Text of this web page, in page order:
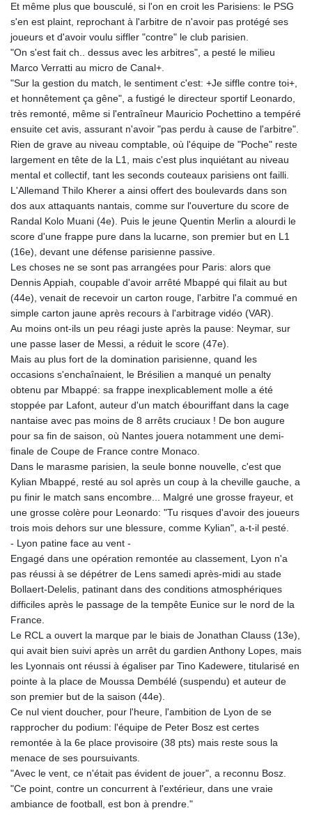
ILS 3.46629
IMP 0.856077
INR 109.809273
IQD 1509.393123
IRR
1584474.640687
ISK 142.41109
JEP 0.856077
JMD 182.637459
JOD 0.81708
JPY 182.544457
KES 149.083075
KGS 100.783234
KHR 4675.235131
KMF 492.105126
KRW 1640.600173
KWD 0.356874
KYD 0.960205
KZT 539.927945
LAK 26033.64904
LBP
103179.229954
LKR 387.028882
LRD 207.974585
LSL 18.793369
LTL 3.402947
LVL 0.697118
LYD 7.344833
MAD 10.750192
MDL 20.047704
MGA 4953.772522
MKD 61.427977
MMK 2419.54797
MNT 4144.10128
MOP 9.310037
MUR 54.096679
MVR 17.805023
MWK 1997.873162
MXN 19.839187
MZN 73.654852
NAD 18.793287
NGN 1570.218621
NIO 42.399764
NOK 10.999988
NPR 175.441856
NZD 1.96294
OMR 0.443115
PEN 3.894648
PGK 5.090567
PHP 70.070805
Et même plus que bousculé, si l'on en croit les Parisiens: le PSG
s'en est plaint, reprochant à l'arbitre de n'avoir pas protégé ses
joueurs et d'avoir voulu siffler "contre" le club parisien.
"On s'est fait ch.. dessus avec les arbitres", a pesté le milieu
Marco Verratti au micro de Canal+.
"Sur la gestion du match, le sentiment c'est: +Je siffle contre toi+,
et honnêtement ça gêne", a fustigé le directeur sportif Leonardo,
très remonté, même si l'entraîneur Mauricio Pochettino a tempéré
ensuite cet avis, assurant n'avoir "pas perdu à cause de l'arbitre".
Rien de grave au niveau comptable, où l'équipe de "Poche" reste
largement en tête de la L1, mais c'est plus inquiétant au niveau
mental et collectif, tant les seconds couteaux parisiens ont failli.
L'Allemand Thilo Kherer a ainsi offert des boulevards dans son
dos aux attaquants nantais, comme sur l'ouverture du score de
Randal Kolo Muani (4e). Puis le jeune Quentin Merlin a alourdi le
score d'une frappe pure dans la lucarne, son premier but en L1
(16e), devant une défense parisienne passive.
Les choses ne se sont pas arrangées pour Paris: alors que
Dennis Appiah, coupable d'avoir arrêté Mbappé qui filait au but
(44e), venait de recevoir un carton rouge, l'arbitre l'a commué en
simple carton jaune après recours à l'arbitrage vidéo (VAR).
Au moins ont-ils un peu réagi juste après la pause: Neymar, sur
une passe laser de Messi, a réduit le score (47e).
Mais au plus fort de la domination parisienne, quand les
occasions s'enchaînaient, le Brésilien a manqué un penalty
obtenu par Mbappé: sa frappe inexplicablement molle a été
stoppée par Lafont, auteur d'un match ébouriffant dans la cage
nantaise avec pas moins de 8 arrêts cruciaux ! De bon augure
pour sa fin de saison, où Nantes jouera notamment une demi-
finale de Coupe de France contre Monaco.
Dans le marasme parisien, la seule bonne nouvelle, c'est que
Kylian Mbappé, resté au sol après un coup à la cheville gauche, a
pu finir le match sans encombre... Malgré une grosse frayeur, et
une grosse colère pour Leonardo: "Tu risques d'avoir des joueurs
trois mois dehors sur une blessure, comme Kylian", a-t-il pesté.
- Lyon patine face au vent -
Engagé dans une opération remontée au classement, Lyon n'a
pas réussi à se dépétrer de Lens samedi après-midi au stade
Bollaert-Delelis, patinant dans des conditions atmosphériques
difficiles après le passage de la tempête Eunice sur le nord de la
France.
Le RCL a ouvert la marque par le biais de Jonathan Clauss (13e),
qui avait bien suivi après un arrêt du gardien Anthony Lopes, mais
les Lyonnais ont réussi à égaliser par Tino Kadewere, titularisé en
pointe à la place de Moussa Dembélé (suspendu) et auteur de
son premier but de la saison (44e).
Ce nul vient doucher, pour l'heure, l'ambition de Lyon de se
rapprocher du podium: l'équipe de Peter Bosz est certes
remontée à la 6e place provisoire (38 pts) mais reste sous la
menace de ses poursuivants.
"Avec le vent, ce n'était pas évident de jouer", a reconnu Bosz.
"Ce point, contre un concurrent à l'extérieur, dans une vraie
ambiance de football, est bon à prendre."